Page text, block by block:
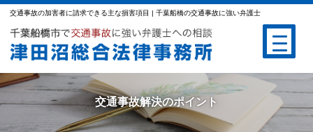
交通事故の加害者に請求できる主な損害項目 | 千葉船橋の交通事故に強い弁護士
交通事故解決のポイント